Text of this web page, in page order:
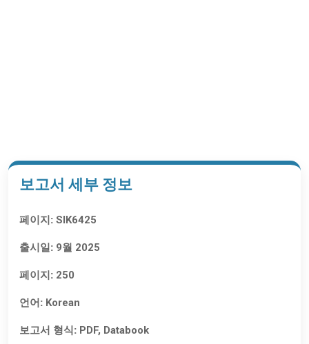
보고서 세부 정보
페이지: SIK6425
출시일: 9월 2025
페이지: 250
언어: Korean
보고서 형식: PDF, Databook